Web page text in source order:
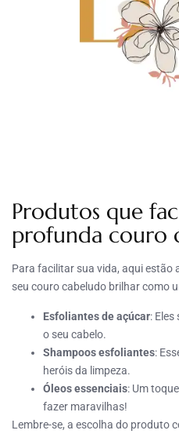
Produtos que
profunda couro
Para facilitar sua vida, aqui estão
seu couro cabeludo brilhar como
Esfoliantes de açúcar:
o seu cabelo.
Shampoos esfoliantes:
heróis da limpeza.
Óleos essenciais: Um
fazer maravilhas!
Lembre-se, a escolha do produto